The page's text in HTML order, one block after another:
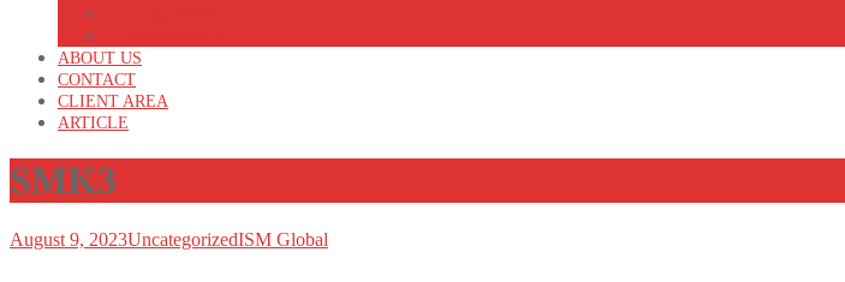
ABOUT US
CONTACT
CLIENT AREA
ARTICLE
SMK3
August 9, 2023UncategorizedISM Global